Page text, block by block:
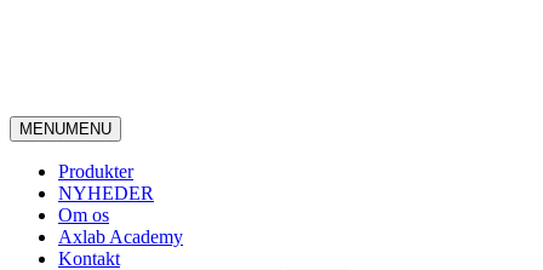
MENUMENU
Produkter
NYHEDER
Om os
Axlab Academy
Kontakt